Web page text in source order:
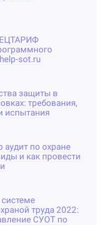
sot.ru
защиты в
требования,
испытания
аудит по охране
и как провести
труда 2022:
СУОТ по